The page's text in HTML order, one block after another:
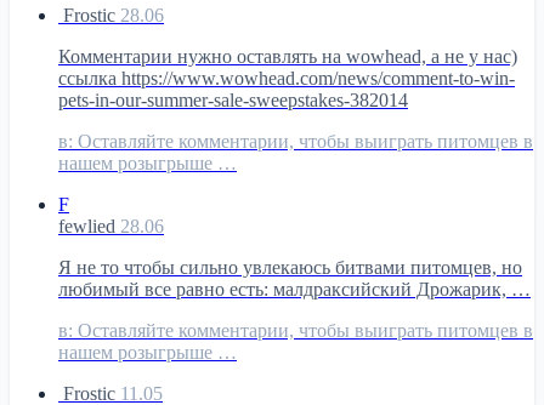
Frostic 28.06
Комментарии нужно оставлять на wowhead, а не у нас)
ссылка https://www.wowhead.com/news/comment-to-win-
pets-in-our-summer-sale-sweepstakes-382014
в: Оставляйте комментарии, чтобы выиграть питомцев в
нашем розыгрыше …
F
fewlied 28.06
Я не то чтобы сильно увлекаюсь битвами питомцев, но
любимый все равно есть: малдраксийский Дрожарик, …
в: Оставляйте комментарии, чтобы выиграть питомцев в
нашем розыгрыше …
Frostic 11.05